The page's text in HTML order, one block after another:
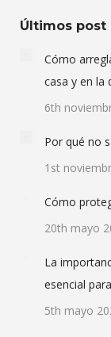
Últimos post
Cómo
casa y en la
6th
Por qué no
1st
Cómo
20th mayo
La
esencial
5th mayo